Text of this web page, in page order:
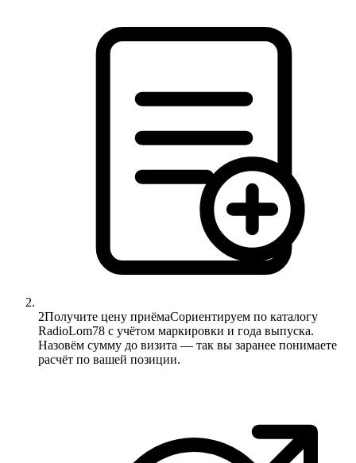
2Получите цену приёмаСориентируем по каталогу
RadioLom78 с учётом маркировки и года выпуска.
Назовём сумму до визита — так вы заранее понимаете
расчёт по вашей позиции.